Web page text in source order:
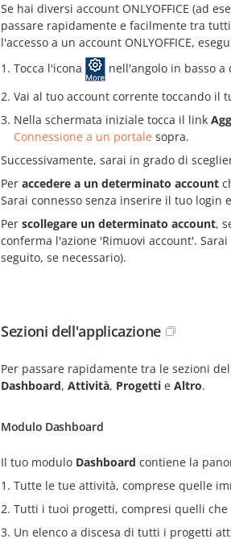
Se hai diversi account ONLYOFFICE (ad
passare rapidamente e facilmente tra
l'accesso a un account ONLYOFFICE,
Tocca l'icona
nell'angolo in basso a
Vai al tuo account corrente toccando il
Nella schermata iniziale tocca il link
Connessione a un portale sopra.
Successivamente, sarai in grado di
Per accedere a un determinato account
Sarai connesso senza inserire il tuo login
Per scollegare un determinato account,
conferma l'azione 'Rimuovi account'.
seguito, se necessario).
Sezioni dell'applicazione
Per passare rapidamente tra le sezioni
Dashboard, Attività, Progetti e Altro.
Modulo Dashboard
Il tuo modulo Dashboard contiene la
Tutte le tue attività, comprese quelle
Tutti i tuoi progetti, compresi quelli che
Un elenco a discesa di tutti i progetti